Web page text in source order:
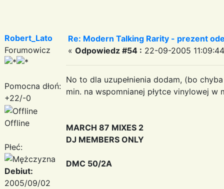
Robert_Lato
Forumowicz
Pomocna dłoń:
+22/-0
Offline
Płeć:
Debiut:
2005/09/02
Re: Modern Talking Rarity - prezent
« Odpowiedz #54 : 22-09-2005
No to dla uzupełnienia dodam, (bo
min. na wspomnianej płytce vinylowej w
MARCH 87 MIXES 2
DJ MEMBERS ONLY
DMC 50/2A